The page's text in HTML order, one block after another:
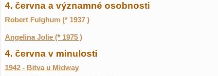
4. června a významné osobnosti
Robert Fulghum (* 1937 )
Angelina Jolie (* 1975 )
4. června v minulosti
1942 - Bitva u Midway